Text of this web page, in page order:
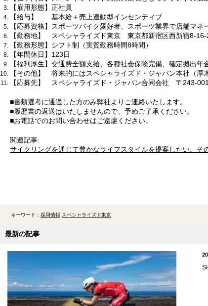
【雇用形態】正社員
【給与】 基本給＋売上連動型インセンティブ
【応募資格】スポーツバイク愛好者、スポーツ業界で店舗マ
【勤務地】 スペシャライズド東京 東京都新宿区西新宿8-
【勤務形態】シフト制（実質勤務時間8時間）
【年間休日】123日
【福利厚生】交通費全額支給、各種社会保険完備、確定拠出
【その他】 将来的にはスペシャライズド・ジャパン本社（厚
【応募先】 スペシャライズド・ジャパン合同会社 〒243-
■書類選考に通過した方のみ弊社よりご連絡いたします。
■履歴書の返送はいたしませんので、予めご了承ください。
■お電話でのお問い合わせはご遠慮ください。
関連記事:
サイクリングを通じて豊かなライフスタイルを提案したい。
キーワード： 採用情報 スペシャライズド東京
最新の記事